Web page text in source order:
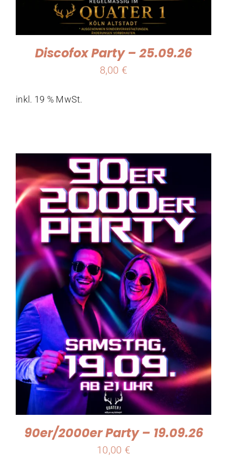
Discofox Party – 25.09.26
8,00€
inkl. 19 % MwSt.
90er/2000er Party – 19.09.26
10,00 €